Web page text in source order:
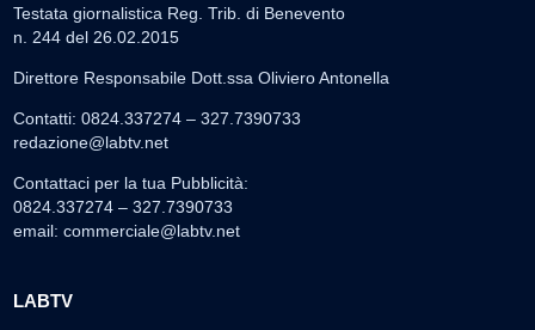
Testata giornalistica Reg. Trib. di Benevento
n. 244 del 26.02.2015
Direttore Responsabile Dott.ssa Oliviero Antonella
Contatti: 0824.337274 – 327.7390733
redazione@labtv.net
Contattaci per la tua Pubblicità:
0824.337274 – 327.7390733
email: commerciale@labtv.net
LABTV